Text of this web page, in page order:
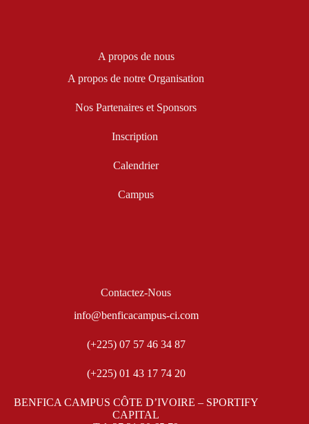
A propos de nous
A propos de notre Organisation
Nos Partenaires et Sponsors
Inscription
Calendrier
Campus
Contactez-Nous
info@benficacampus-ci.com
(+225) 07 57 46 34 87
(+225) 01 43 17 74 20
BENFICA CAMPUS CÔTE D’IVOIRE – SPORTIFY
CAPITAL